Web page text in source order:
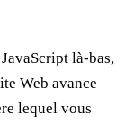
là-bas,
Web avance
lequel vous